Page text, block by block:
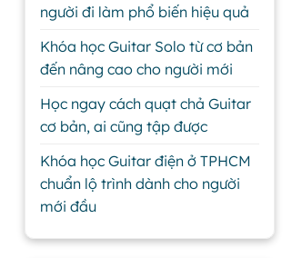
người đi làm phổ biến hiệu quả
Khóa học Guitar Solo từ cơ bản
đến nâng cao cho người mới
Học ngay cách quạt chả Guitar
cơ bản, ai cũng tập được
Khóa học Guitar điện ở TPHCM
chuẩn lộ trình dành cho người
mới đầu